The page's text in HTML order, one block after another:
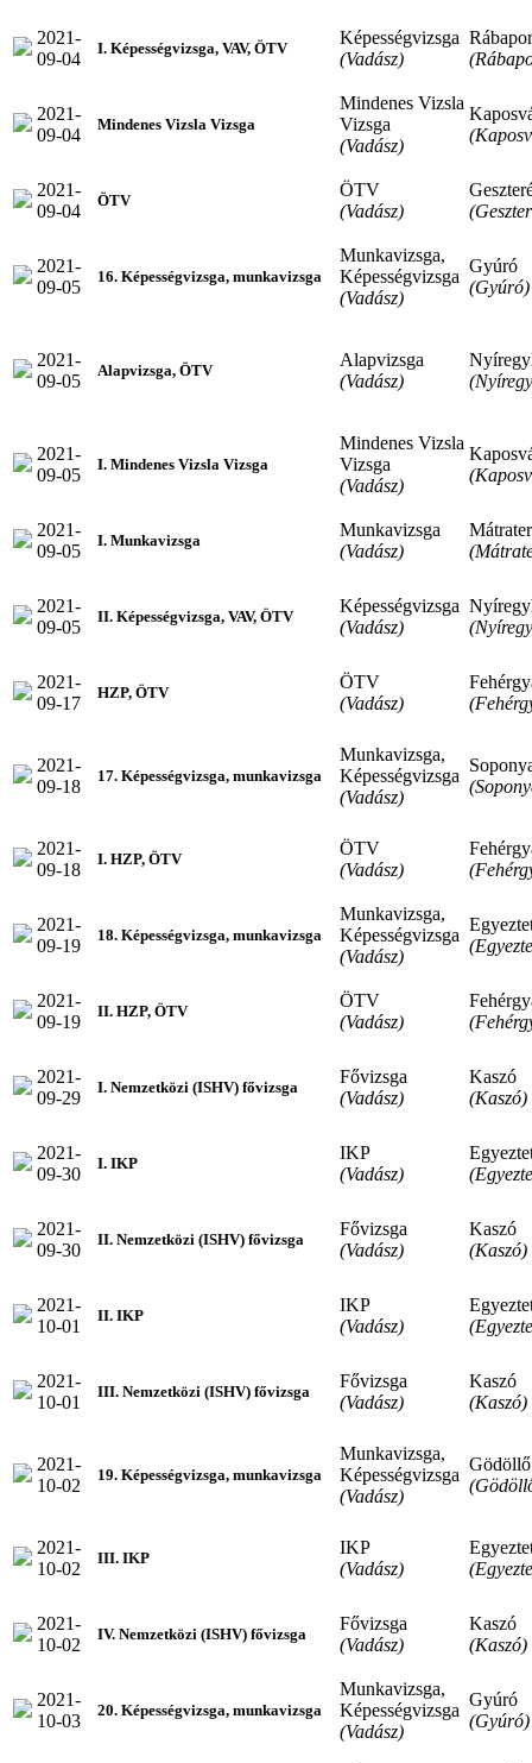
2021-
09-04
I. Képességvizsga, VAV, ÖTV
Képességvizsga
(Vadász)
2021-
09-04
Mindenes Vizsla Vizsga
Mindenes Vizsla
Vizsga
(Vadász)
2021-
09-04
ÖTV
ÖTV
(Vadász)
2021-
09-05
16. Képességvizsga, munkavizsga
Munkavizsga,
Képességvizsga
(Vadász)
Gyúró
(Gyúró)
2021-
09-05
Alapvizsga, ÖTV
Alapvizsga
(Vadász)
2021-
09-05
I. Mindenes Vizsla Vizsga
Mindenes Vizsla
Vizsga
(Vadász)
2021-
09-05
I. Munkavizsga
Munkavizsga
(Vadász)
2021-
09-05
II. Képességvizsga, VAV, ÖTV
Képességvizsga
(Vadász)
2021-
09-17
HZP, ÖTV
ÖTV
(Vadász)
2021-
09-18
17. Képességvizsga, munkavizsga
Munkavizsga,
Képességvizsga
(Vadász)
2021-
09-18
I. HZP, ÖTV
ÖTV
(Vadász)
2021-
09-19
18. Képességvizsga, munkavizsga
Munkavizsga,
Képességvizsga
(Vadász)
2021-
09-19
II. HZP, ÖTV
ÖTV
(Vadász)
2021-
09-29
I. Nemzetközi (ISHV) fővizsga
Fővizsga
(Vadász)
Kaszó
(Kaszó)
2021-
09-30
I. IKP
IKP
(Vadász)
2021-
09-30
II. Nemzetközi (ISHV) fővizsga
Fővizsga
(Vadász)
Kaszó
(Kaszó)
2021-
10-01
II. IKP
IKP
(Vadász)
2021-
10-01
III. Nemzetközi (ISHV) fővizsga
Fővizsga
(Vadász)
Kaszó
(Kaszó)
2021-
10-02
19. Képességvizsga, munkavizsga
Munkavizsga,
Képességvizsga
(Vadász)
Gödöllő
2021-
10-02
III. IKP
IKP
(Vadász)
2021-
10-02
IV. Nemzetközi (ISHV) fővizsga
Fővizsga
(Vadász)
Kaszó
(Kaszó)
2021-
10-03
20. Képességvizsga, munkavizsga
Munkavizsga,
Képességvizsga
(Vadász)
Gyúró
(Gyúró)